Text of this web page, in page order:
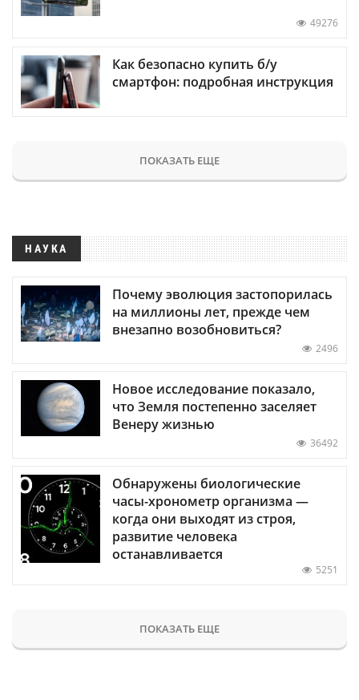
49276
Как безопасно купить б/у
смартфон: подробная инструкция
ПОКАЗАТЬ ЕЩЕ
НАУКА
Почему эволюция застопорилась
на миллионы лет, прежде чем
внезапно возобновиться?
2496
Новое исследование показало,
что Земля постепенно заселяет
Венеру жизнью
36492
Обнаружены биологические
часы-хронометр организма —
когда они выходят из строя,
развитие человека
останавливается
5251
ПОКАЗАТЬ ЕЩЕ